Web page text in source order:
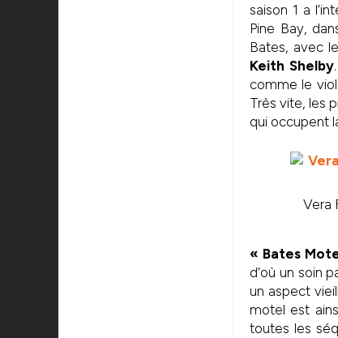
saison 1 a
Pine Bay,
Bates, avec
Keith Shelby
comme le
Très vite, les
qui occupent
Vera
« Bates
d’où un soin
un aspect
motel est
toutes les